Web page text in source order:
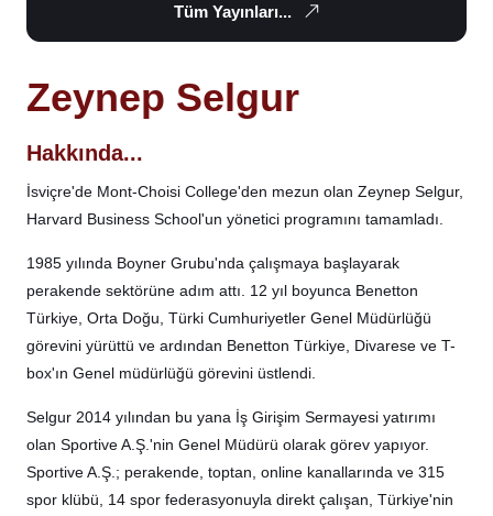
Tüm Yayınları...
Zeynep Selgur
Hakkında...
İsviçre'de Mont-Choisi College'den mezun olan Zeynep Selgur,
Harvard Business School'un yönetici programını tamamladı.
1985 yılında Boyner Grubu'nda çalışmaya başlayarak
perakende sektörüne adım attı. 12 yıl boyunca Benetton
Türkiye, Orta Doğu, Türki Cumhuriyetler Genel Müdürlüğü
görevini yürüttü ve ardından Benetton Türkiye, Divarese ve T-
box'ın Genel müdürlüğü görevini üstlendi.
Selgur 2014 yılından bu yana İş Girişim Sermayesi yatırımı
olan Sportive A.Ş.'nin Genel Müdürü olarak görev yapıyor.
Sportive A.Ş.; perakende, toptan, online kanallarında ve 315
spor klübü, 14 spor federasyonuyla direkt çalışan, Türkiye'nin